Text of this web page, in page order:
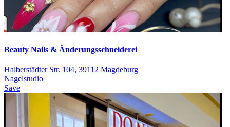
Beauty Nails & Änderungsschneiderei
Halberstädter Str. 104, 39112 Magdeburg
Nagelstudio
Save